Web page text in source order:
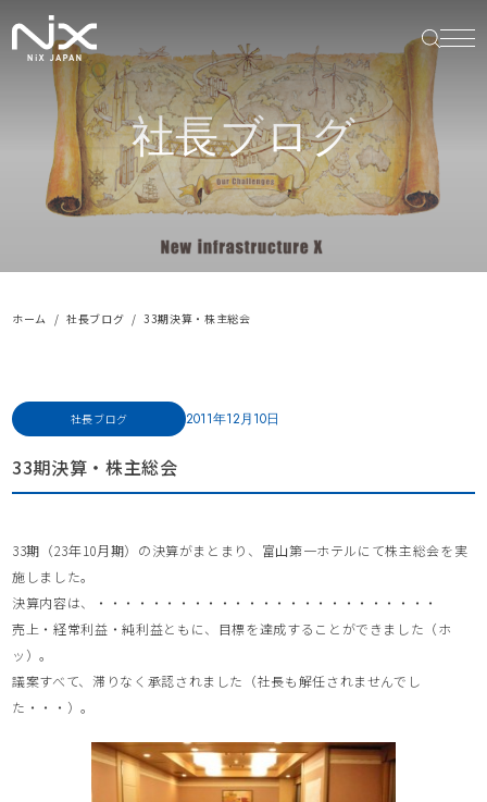
社長ブログ
ホーム 社長ブログ 33期決算・株主総会
社長ブログ 2011年12月10日
33期決算・株主総会
33期（23年10月期）の決算がまとまり、富山第一ホテルにて株主総会を実
施しました。
決算内容は、・・・・・・・・・・・・・・・・・・・・・・・・・
売上・経常利益・純利益ともに、目標を達成することができました（ホ
ッ）。
議案すべて、滞りなく承認されました（社長も解任されませんでし
た・・・）。